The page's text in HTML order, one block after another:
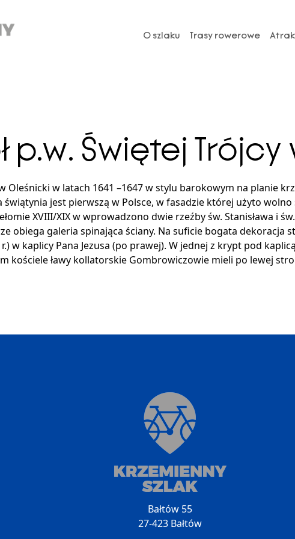
O szlaku Trasy rowerowe
p.w. Świętej Trójcy
Oleśnicki w latach 1641 –1647 w stylu barokowym na planie
świątynia jest pierwszą w Polsce, w fasadzie której użyto wolno
XVIII/XIX w wprowadzono dwie rzeźby św. Stanisława i
obiega galeria spinająca ściany. Na suficie bogata dekoracja
w kaplicy Pana Jezusa (po prawej). W jednej z krypt pod
kościele ławy kollatorskie Gombrowiczowie mieli po lewej
Bałtów 55
27-423 Bałtów